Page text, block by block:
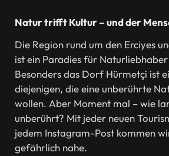
Natur trifft Kultur – und der
Die Region rund um den Erciyes
ist ein Paradies für
Besonders das Dorf Hürmetçi ist
diejenigen, die eine unberührte
wollen. Aber Moment mal – wie
unberührt? Mit jeder neuen
jedem Instagram-Post kommen
gefährlich nahe.